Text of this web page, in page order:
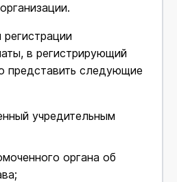
в регистрирующий
представить следующие
учредительным
органа об